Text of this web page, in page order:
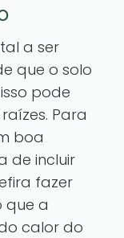
a ser
que o solo
pode
Para
boa
de incluir
fazer
que a
calor do